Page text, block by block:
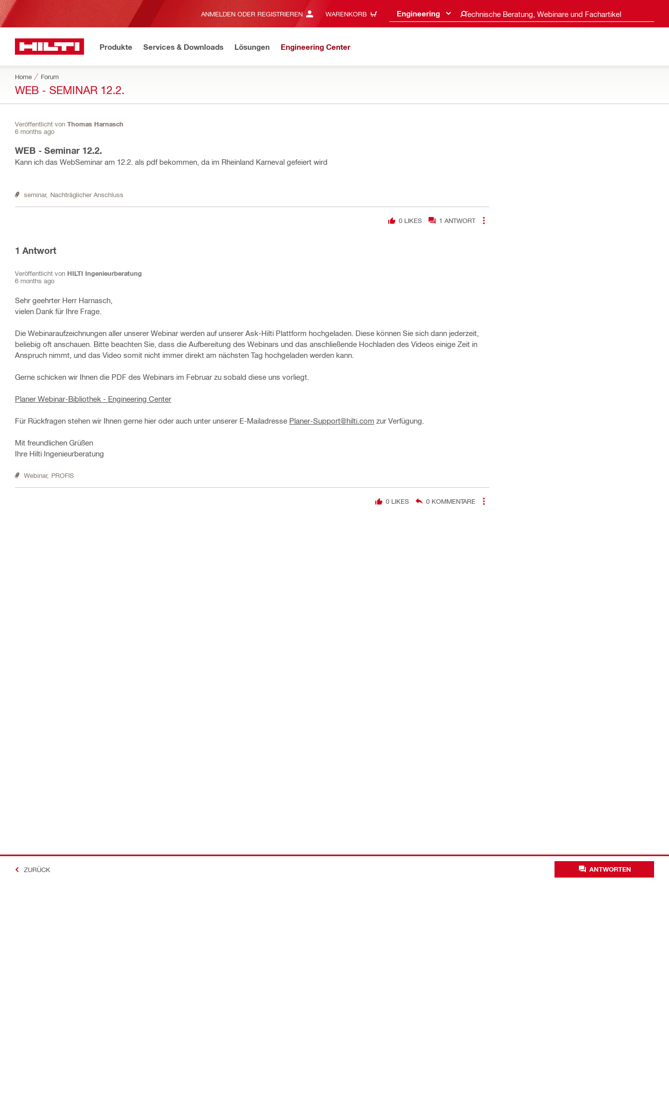
ANMELDEN ODER REGISTRIEREN WARENKORB Engineering Technische Beratung, Webinare und Fachartikel
Produkte Services & Downloads Lösungen Engineering Center
Home Forum
WEB - SEMINAR 12.2.
Veröffentlicht von Thomas Harnasch
6 months ago
WEB - Seminar 12.2.
Kann ich das WebSeminar am 12.2. als pdf bekommen, da im Rheinland Karneval gefeiert wird
seminar, Nachträglicher Anschluss
0LIKES 1 ANTWORT
1 Antwort
Veröffentlicht von HILTI Ingenieurberatung
6 months ago
Sehr geehrter Herr Harnasch,
vielen Dank für Ihre Frage.
Die Webinaraufzeichnungen aller unserer Webinar werden auf unserer Ask-Hilti Plattform hochgeladen. Diese können Sie sich dann jederzeit,
beliebig oft anschauen. Bitte beachten Sie, dass die Aufbereitung des Webinars und das anschließende Hochladen des Videos einige Zeit in
Anspruch nimmt, und das Video somit nicht immer direkt am nächsten Tag hochgeladen werden kann.
Gerne schicken wir Ihnen die PDF des Webinars im Februar zu sobald diese uns vorliegt.
Planer Webinar-Bibliothek - Engineering Center
Für Rückfragen stehen wir Ihnen gerne hier oder auch unter unserer E-Mailadresse Planer-Support@hilti.com zur Verfügung.
Mit freundlichen Grüßen
Ihre Hilti Ingenieurberatung
Webinar, PROFIS
0LIKES 0 KOMMENTARE
ZURÜCK ANTWORTEN